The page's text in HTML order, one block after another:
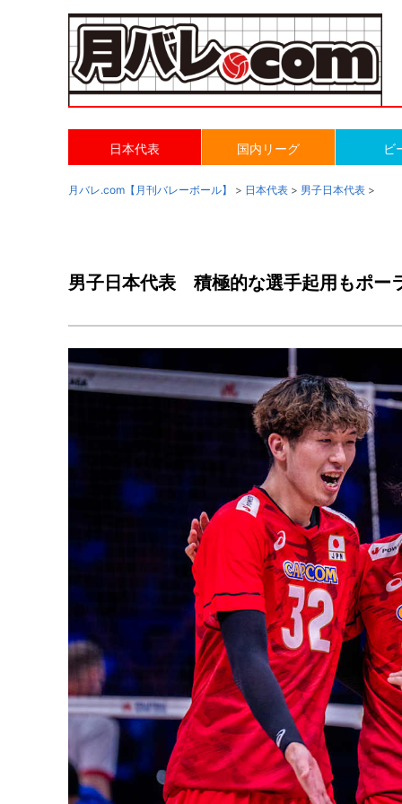
日本代表 国内リーグ ビ
月バレ.com【月刊バレーボール】 > 日本代表 > 男子日本代表 >
男子日本代表 積極的な選手起用もポー